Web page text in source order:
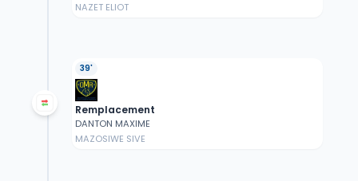
NAZET ELIOT
39'
Remplacement
DANTON MAXIME
MAZOSIWE SIVE